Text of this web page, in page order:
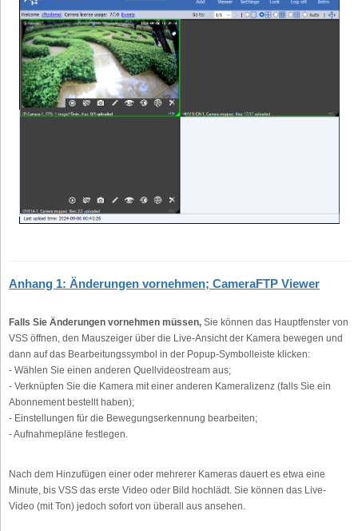
Anhang 1: Änderungen vornehmen; CameraFTP Viewer
Falls Sie Änderungen vornehmen müssen, Sie können das Hauptfenster von
VSS öffnen, den Mauszeiger über die Live-Ansicht der Kamera bewegen und
dann auf das Bearbeitungssymbol in der Popup-Symbolleiste klicken:
- Wählen Sie einen anderen Quellvideostream aus;
- Verknüpfen Sie die Kamera mit einer anderen Kameralizenz (falls Sie ein
Abonnement bestellt haben);
- Einstellungen für die Bewegungserkennung bearbeiten;
- Aufnahmepläne festlegen.
Nach dem Hinzufügen einer oder mehrerer Kameras dauert es etwa eine
Minute, bis VSS das erste Video oder Bild hochlädt. Sie können das Live-
Video (mit Ton) jedoch sofort von überall aus ansehen.